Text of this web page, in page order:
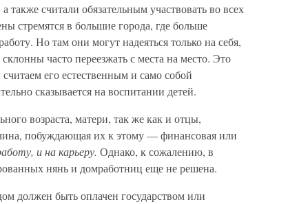
также считали обязательным участвовать во всех
стремятся в большие города, где больше
Но там они могут надеяться только на себя,
часто переезжать с места на место. Это
его естественным и само собой
сказывается на воспитании детей.
возраста, матери, так же как и отцы,
побуждающая их к этому — финансовая или
и на карьеру. Однако, к сожалению, в
нянь и домработниц еще не решена.
должен быть оплачен государством или